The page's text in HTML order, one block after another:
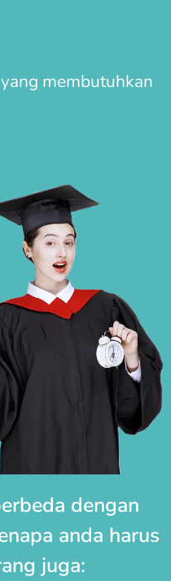
membutuhkan
dengan
anda harus
juga: